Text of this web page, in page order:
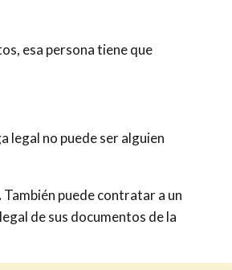
esa persona tiene que
legal no puede ser alguien
También puede contratar a un
de sus documentos de la